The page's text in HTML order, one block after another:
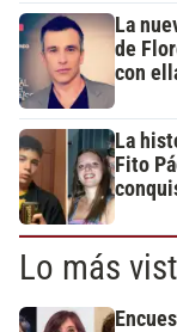
La
de
con
La
Fito
Lo más